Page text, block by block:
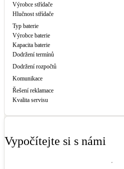
Výrobce střídače
Hlučnost střídače
Typ baterie
Výrobce baterie
Kapacita baterie
Dodržení termínů
Dodržení rozpočtů
Komunikace
Řešení reklamace
Kvalita servisu
Vypočítejte si s námi